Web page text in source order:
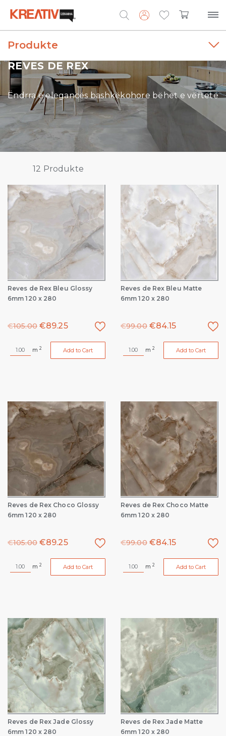
Search
for:
REVES DE REX
Ëndrra e elegancës bashkëkohore bëhet e vërtetë
Produkte
12 Produkte
Reves de Rex Bleu Glossy
6mm 120 x 280
€105.00 €89.25
m 2 Add to Cart
Reves de Rex Bleu Matte
6mm 120 x 280
€99.00 €84.15
m 2 Add to Cart
Reves de Rex Choco Glossy
6mm 120 x 280
€105.00 €89.25
m 2 Add to Cart
Reves de Rex Choco Matte
6mm 120 x 280
€99.00 €84.15
m 2 Add to Cart
Reves de Rex Jade Glossy
6mm 120 x 280
Reves de Rex Jade Matte
6mm 120 x 280